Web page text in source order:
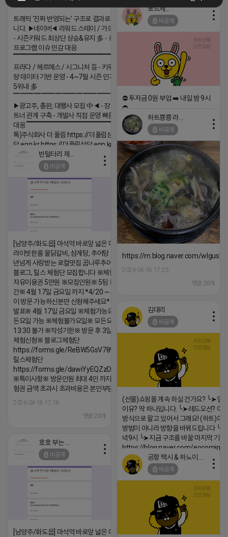
트래픽 ‘진짜 반영되는’ 구조로 결과로 보여드립
니다. ▶네이버◀ 리워드 스테이 / 가드 / 자몽 등
- 시즌키워드 최상단 상승&유지 多 - 로직변화,
프로그램 이슈 민감 대응
▔▔▔▔▔▔▔▔▔▔▔▔▔▔▔▔▔▔ ▶쿠팡◀
프라다 / 헤르메스 / 시그니처 등 - 키워드 검색
량 데이터 기반 운영 - 4~7월 시즌 인기 키워드
5위내 多
▔▔▔▔▔▔▔▔▔▔▔▔▔▔▔▔▔▔
▶광고주, 총판, 대행사 모집 中◀ - 장기 협업 파
트너 관계 구축 - 개발사 직접 운영 빠른 피드백
대응 ▔▔▔▔▔▔▔▔▔▔▔▔▔▔▔▔▔▔ (카
톡)주식회사 더 풀림 https://더풀림상
담.enn.kr https://더풀림상담.enn.kr
2026-04-18 17:26
로드제인
비공개
⛔️ 투자금 0원 부업 ➡️ 내일 밤 9시
⛔️
2026-04-18 17:23
하트뿅뿅 라이언
비공개
https://m.blog.naver.com/
2026-04-18 17:23
댓글:20개
비공개
[남양주/화도읍] 마석역 바로앞 넓은 매장과, 프
라이빗한룸 물닭갈비, 삼계탕, 추어탕 맛집 10
년넘게 사랑받는 로컬맛집 곰나루추어탕에서
블로그, 릴스 체험단 모집합니다 ※체험메뉴※
자유이용권 5만원 ※모집인원※ 5팀 ※모집기
간※ 4월 17일 금요일 까지 *4/20 ~ 4/26 사
이 방문 가능하신분만 신청해주세요* ※체험단
발표※ 4월 17일 금요일 ※체험가능요일※ 모
든요일 가능 ※체험불가요일※ 모든요일 12 ~
13:30 불가 ※작성기한※ 방문 후 3일 이내 ※
체험신청※ 블로그체험단
https://forms.gle/ReBW5GsV789ur2Pz6
릴스체험단
https://forms.gle/dawiYyEQZzDdqf8W8
※특이사항※ 방문인원 최대 4인 까지 가능 체
험권 금액 초과시 초과비용은 본인부담입니다.
2026-04-18 17:18
댓글:20개
김대리
비공개
(선물)쇼핑몰 계속 하실 건가요? ╰➤열
이유? 딱 하나입니다. ╰➤레드오션? 아
방식으로 팔고 있어서 그래요! (하트)이
방법이 아니라 방향을 바꿔드립니다
녁9시 ╰➤지금 구조를 바꿀 마지막 기회
https://blog.naver.com/eocomim/
2026-04-18 17:15
비공개
[남양주/화도읍] 마석역 바로앞 넓은 매장과, 프
비공개